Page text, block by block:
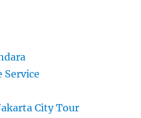
Service
City Tour